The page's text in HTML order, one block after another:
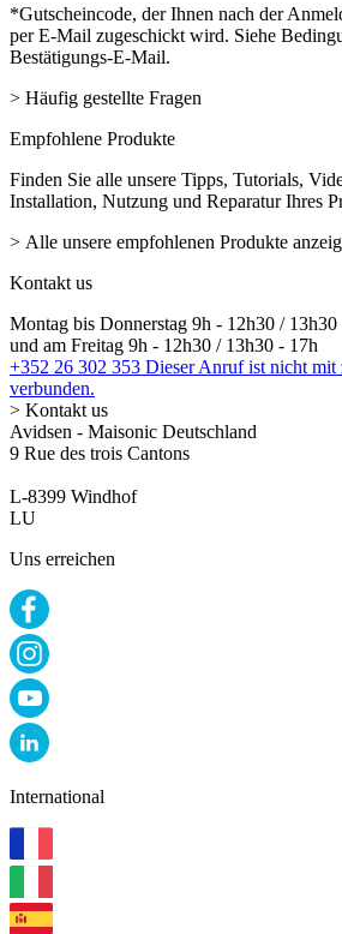
Adresse
*Gutscheincode, der Ihnen nach der
per E-Mail zugeschickt wird. Siehe
Bestätigungs-E-Mail.
> Häufig gestellte Fragen
Empfohlene Produkte
Finden Sie alle unsere Tipps, Tutorials,
Installation, Nutzung und Reparatur Ihres
> Alle unsere empfohlenen Produkte
Kontakt us
Montag bis Donnerstag 9h - 12h30 / 13h30
und am Freitag 9h - 12h30 / 13h30 - 17h
+352 26 302 353 Dieser Anruf ist nicht mit
verbunden.
> Kontakt us
Avidsen - Maisonic Deutschland
9 Rue des trois Cantons
L-8399 Windhof
LU
Uns erreichen
International